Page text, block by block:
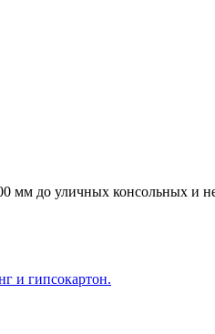
мм до уличных консольных и
и гипсокартон.